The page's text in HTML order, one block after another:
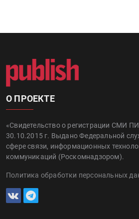
О ПРОЕКТЕ
«Свидетельство о регистрации СМИ
30.10.2015 г. Выдано Федеральной
сфере связи, информационных
коммуникаций (Роскомнадзором).
Политика обработки персональных